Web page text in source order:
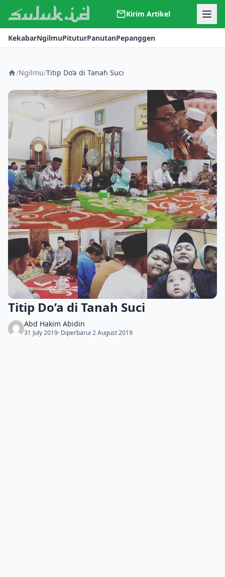
Kirim Artikel
Kerjasama
Kontak
KekabarNgilmuPituturPanutanPepanggen
/Ngilmu/Titip Do’a di Tanah Suci
Titip Do’a di Tanah Suci
Abd Hakim Abidin
31 July 2019· Diperbarui 2 August 2019